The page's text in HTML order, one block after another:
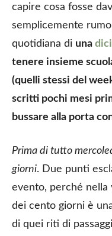
capire cosa fosse
semplicemente
quotidiana di una
tenere insieme
(quelli stessi del
scritti pochi mesi
bussare alla porta
Prima di tutto
giorni. Due punti
evento, perché nella
dei cento giorni è
di quei riti di